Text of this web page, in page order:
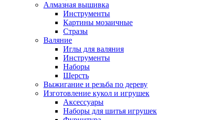
Алмазная вышивка
Инструменты
Картины мозаичные
Стразы
Валяние
Иглы для валяния
Инструменты
Наборы
Шерсть
Выжигание и резьба по дереву
Изготовление кукол и игрушек
Аксессуары
Наборы для шитья игрушек